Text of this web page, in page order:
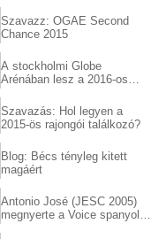
Szavazz: OGAE Second
Chance 2015
A stockholmi Globe
Arénában lesz a 2016-os
Szavazás: Hol legyen a
2015-ös rajongói találkozó?
Blog: Bécs tényleg kitett
magáért
Antonio José (JESC 2005)
megnyerte a Voice spanyol